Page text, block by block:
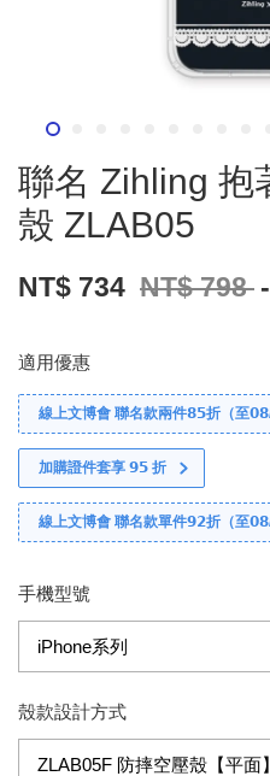
聯名 Zihling 抱
殼 ZLAB05
NT$ 734 NT$ 798
適用優惠
線上文博會 聯名款兩件𝟴𝟱折（至
加購證件套享 𝟵𝟱 折
線上文博會 聯名款單件𝟵𝟮折（至
手機型號
殼款設計方式